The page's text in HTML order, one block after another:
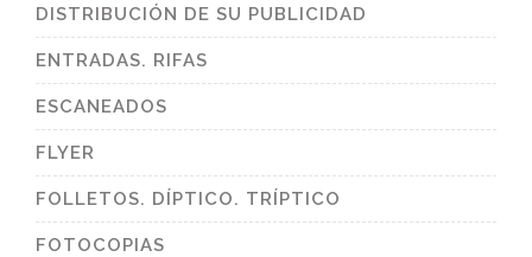
DISTRIBUCIÓN DE SU PUBLICIDAD
ENTRADAS. RIFAS
ESCANEADOS
FLYER
FOLLETOS. DÍPTICO. TRÍPTICO
FOTOCOPIAS